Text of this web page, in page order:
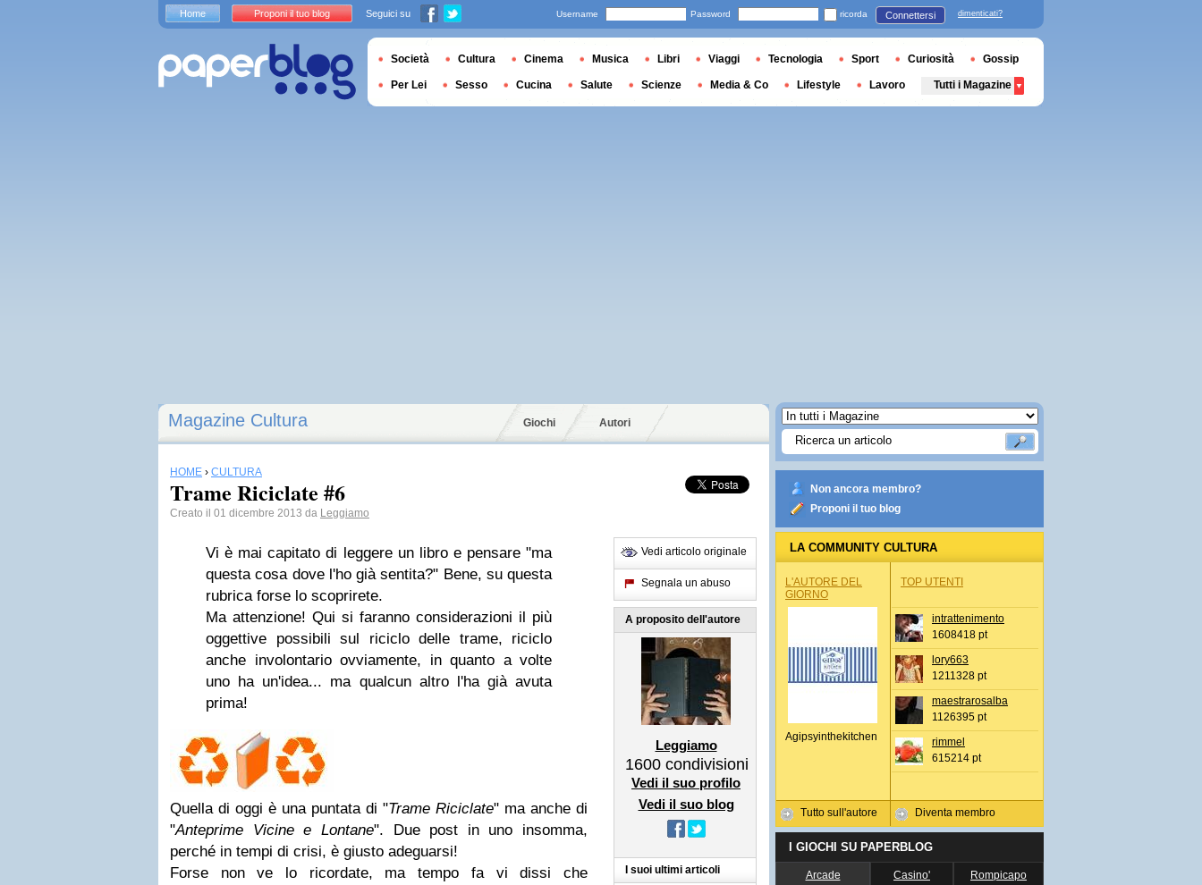
Magazine Cultura Giochi Autori
HOME › CULTURA
Trame Riciclate #6
Creato il 01 dicembre 2013 da Leggiamo
Vi è mai capitato di leggere un libro e pensare "ma
questa cosa dove l'ho già sentita?" Bene, su questa
rubrica forse lo scoprirete.
Ma attenzione! Qui si faranno considerazioni il più
oggettive possibili sul riciclo delle trame, riciclo
anche involontario ovviamente, in quanto a volte
uno ha un'idea... ma qualcun altro l'ha già avuta
prima!
Quella di oggi è una puntata di "Trame Riciclate" ma anche di
"Anteprime Vicine e Lontane". Due post in uno insomma,
perché in tempi di crisi, è giusto adeguarsi!
Forse non ve lo ricordate, ma tempo fa vi dissi che
Vedi articolo originale
Segnala un abuso
A proposito dell'autore
Leggiamo
1600 condivisioni
Vedi il suo profilo
Vedi il suo blog
I suoi ultimi articoli
Non ancora membro?
Proponi il tuo blog
LA COMMUNITY CULTURA
L'AUTORE DEL
GIORNO
Agipsyinthekitchen
Tutto sull'autore
TOP UTENTI
intrattenimento
1608418 pt
lory663
1211328 pt
maestrarosalba
1126395 pt
rimmel
615214 pt
Diventa membro
I GIOCHI SU PAPERBLOG
Arcade Casino' Rompicapo
Home Proponi il tuo blog Seguici su Username Password ricorda Connettersi dimenticati?
Società Cultura Cinema Musica Libri Viaggi Tecnologia Sport Curiosità Gossip
Per Lei Sesso Cucina Salute Scienze Media & Co Lifestyle Lavoro Tutti i Magazine